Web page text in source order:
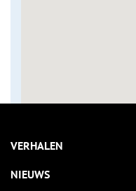
VERHALEN
NIEUWS